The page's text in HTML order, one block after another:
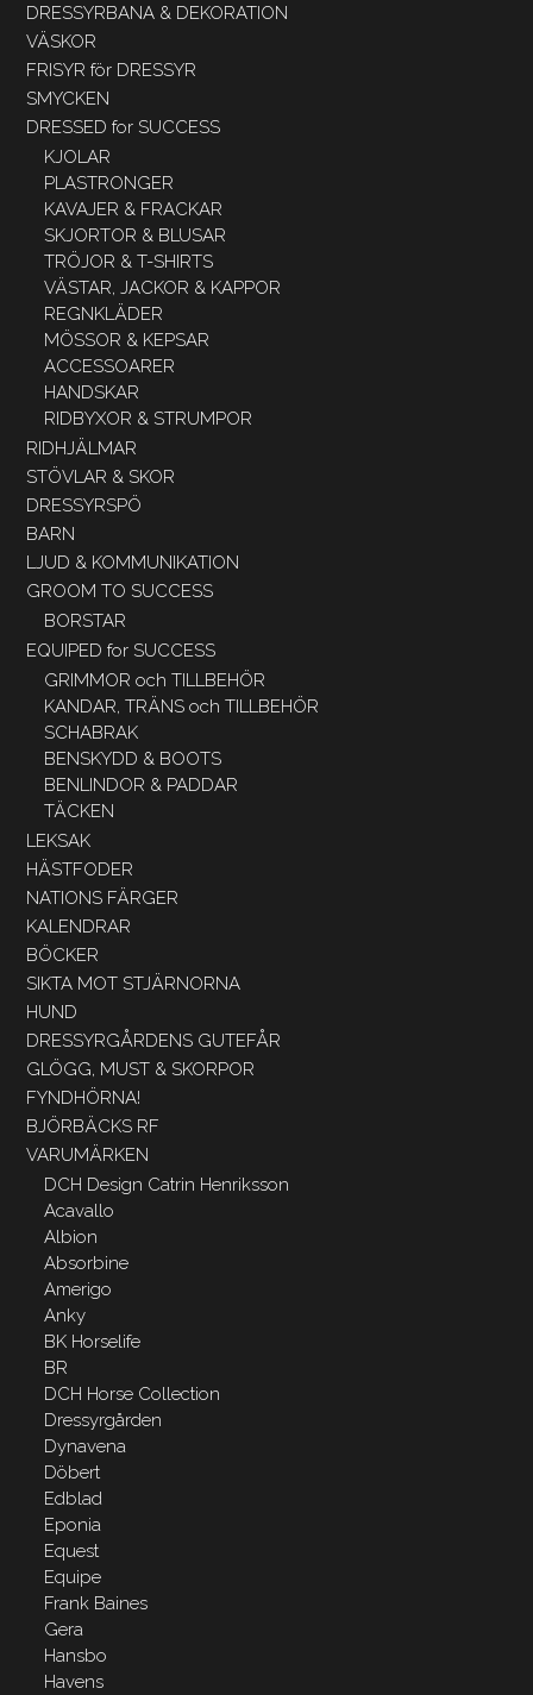
DRESSYRBANA & DEKORATION
VÄSKOR
FRISYR för DRESSYR
SMYCKEN
DRESSED for SUCCESS
KJOLAR
PLASTRONGER
KAVAJER & FRACKAR
SKJORTOR & BLUSAR
TRÖJOR & T-SHIRTS
VÄSTAR, JACKOR & KAPPOR
REGNKLÄDER
MÖSSOR & KEPSAR
ACCESSOARER
HANDSKAR
RIDBYXOR & STRUMPOR
RIDHJÄLMAR
STÖVLAR & SKOR
DRESSYRSPÖ
BARN
LJUD & KOMMUNIKATION
GROOM TO SUCCESS
BORSTAR
EQUIPED for SUCCESS
GRIMMOR och TILLBEHÖR
KANDAR, TRÄNS och TILLBEHÖR
SCHABRAK
BENSKYDD & BOOTS
BENLINDOR & PADDAR
TÄCKEN
LEKSAK
HÄSTFODER
NATIONS FÄRGER
KALENDRAR
BÖCKER
SIKTA MOT STJÄRNORNA
HUND
DRESSYRGÅRDENS GUTEFÅR
GLÖGG, MUST & SKORPOR
FYNDHÖRNA!
BJÖRBÄCKS RF
VARUMÄRKEN
DCH Design Catrin Henriksson
Acavallo
Albion
Absorbine
Amerigo
Anky
BK Horselife
BR
DCH Horse Collection
Dressyrgården
Dynavena
Döbert
Edblad
Eponia
Equest
Equipe
Frank Baines
Gera
Hansbo
Havens